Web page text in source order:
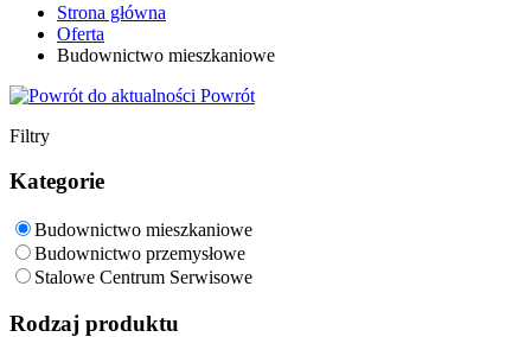
Strona główna
Oferta
Budownictwo mieszkaniowe
Powrót
Filtry
Kategorie
Budownictwo mieszkaniowe
Budownictwo przemysłowe
Stalowe Centrum Serwisowe
Rodzaj produktu